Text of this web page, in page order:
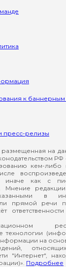
к
пресс-релизы
на
кем-
иначе как с
Мнение
в
прямой речи
технологии
на
"Интернет",
Подробнее